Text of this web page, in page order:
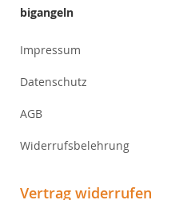
bigangeln
Impressum
Datenschutz
AGB
Widerrufsbelehrung
Vertrag widerrufen